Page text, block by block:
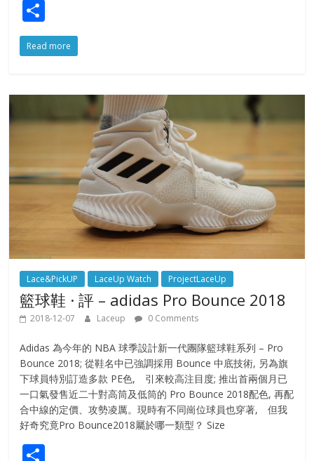
h
ar
Read more
Lace&PickUP LaceUp Watch ProjectLaceUp
籃球鞋 · 評 – adidas Pro Bounce 2018
2018-12-07 Laceup 0 Comments
Adidas 為今年的 NBA 球季設計新一代團隊籃球鞋系列 – Pro
Bounce 2018; 從鞋名中已強調採用 Bounce 中底技術, 另為旗
下球員特別訂造多款 PE色, 引來較高注目度; 推出首兩個月已
一口氣發售近二十對高筒及低筒的 Pro Bounce 2018配色, 再配
合中線的定價、攻勢凌厲。現時有不同崗位球員也穿著, 但我
好奇究竟Pro Bounce2018屬於哪一類型？ Size